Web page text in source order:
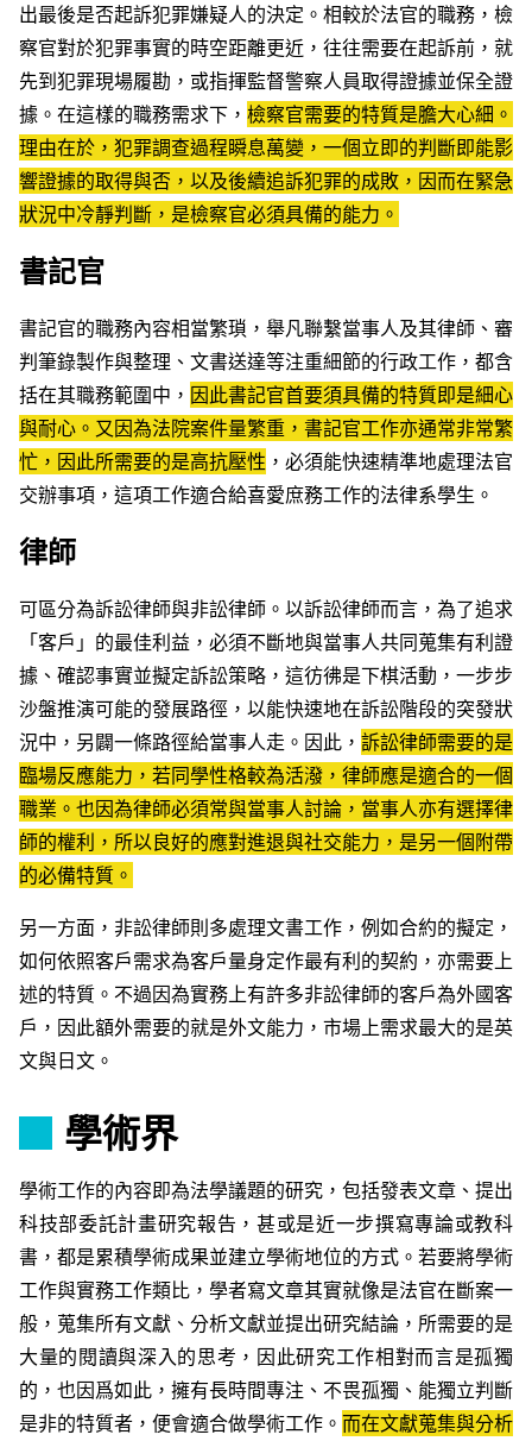
出最後是否起訴犯罪嫌疑人的決定。相較於法官的職務，檢
察官對於犯罪事實的時空距離更近，往往需要在起訴前，就
先到犯罪現場履勘，或指揮監督警察人員取得證據並保全證
據。在這樣的職務需求下， 檢察官需要的特質是膽大心細。
理由在於，犯罪調查過程瞬息萬變，一個立即的判斷即能影
響證據的取得與否，以及後續追訴犯罪的成敗，因而在緊急
狀況中冷靜判斷，是檢察官必須具備的能力。
書記官
書記官的職務內容相當繁瑣，舉凡聯繫當事人及其律師、審
判筆錄製作與整理、文書送達等注重細節的行政工作，都含
括在其職務範圍中， 因此書記官首要須具備的特質即是細心
與耐心。又因為法院案件量繁重，書記官工作亦通常非常繁
忙，因此所需要的是高抗壓性 ，必須能快速精準地處理法官
交辦事項，這項工作適合給喜愛庶務工作的法律系學生。
律師
可區分為訴訟律師與非訟律師。以訴訟律師而言，為了追求
「客戶」的最佳利益，必須不斷地與當事人共同蒐集有利證
據、確認事實並擬定訴訟策略，這彷彿是下棋活動，一步步
沙盤推演可能的發展路徑，以能快速地在訴訟階段的突發狀
況中，另闢一條路徑給當事人走。因此， 訴訟律師需要的是
臨場反應能力，若同學性格較為活潑，律師應是適合的一個
職業。也因為律師必須常與當事人討論，當事人亦有選擇律
師的權利，所以良好的應對進退與社交能力，是另一個附帶
的必備特質。
另一方面，非訟律師則多處理文書工作，例如合約的擬定，
如何依照客戶需求為客戶量身定作最有利的契約，亦需要上
述的特質。不過因為實務上有許多非訟律師的客戶為外國客
戶，因此額外需要的就是外文能力，市場上需求最大的是英
文與日文。
學術界
學術工作的內容即為法學議題的研究，包括發表文章、提出
科技部委託計畫研究報告，甚或是近一步撰寫專論或教科
書，都是累積學術成果並建立學術地位的方式。若要將學術
工作與實務工作類比，學者寫文章其實就像是法官在斷案一
般，蒐集所有文獻、分析文獻並提出研究結論，所需要的是
大量的閱讀與深入的思考，因此研究工作相對而言是孤獨
的，也因爲如此，擁有長時間專注、不畏孤獨、能獨立判斷
是非的特質者，便會適合做學術工作。 而在文獻蒐集與分析